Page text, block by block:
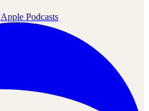
Apple Podcasts